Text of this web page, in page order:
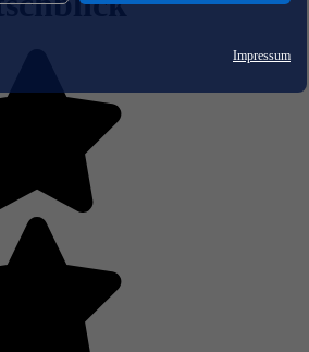
Impressum